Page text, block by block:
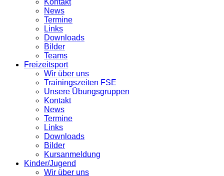
Kontakt
News
Termine
Links
Downloads
Bilder
Teams
Freizeitsport
Wir über uns
Trainingszeiten FSE
Unsere Übungsgruppen
Kontakt
News
Termine
Links
Downloads
Bilder
Kursanmeldung
Kinder/Jugend
Wir über uns